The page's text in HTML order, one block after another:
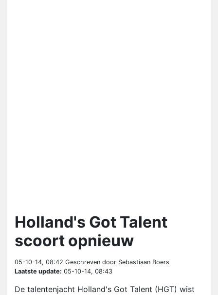
Holland's Got Talent
scoort opnieuw
05-10-14, 08:42 Geschreven door Sebastiaan Boers
Laatste update: 05-10-14, 08:43
De talentenjacht Holland's Got Talent (HGT) wist